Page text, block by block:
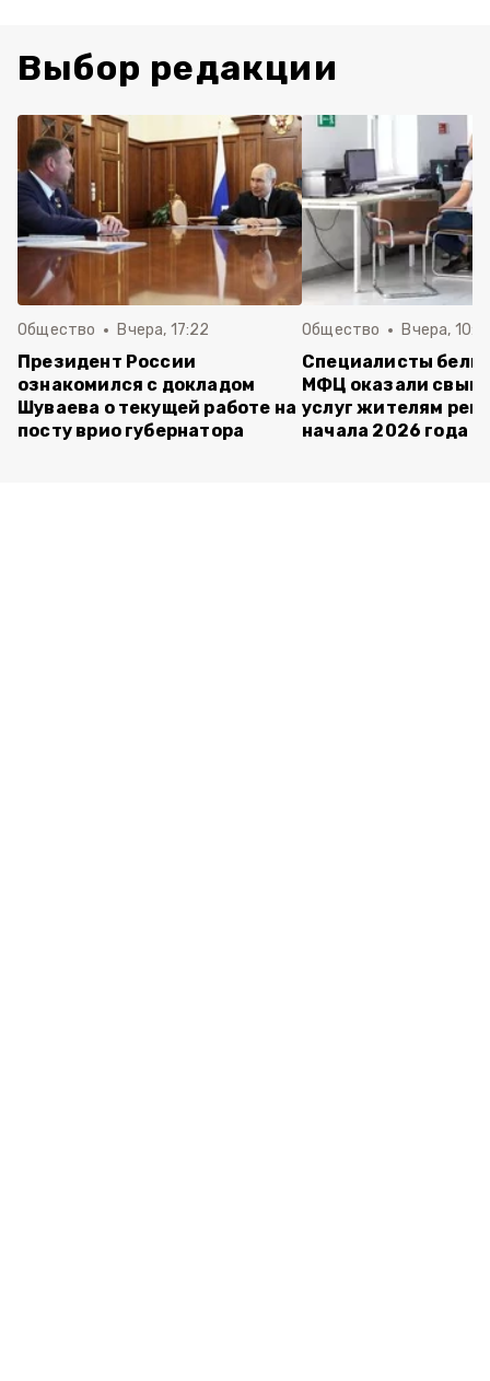
Выбор редакции
Общество Вчера, 17:22
Президент России
ознакомился с докладом
Шуваева о текущей работе на
посту врио губернатора
Общество Вчера,
Специалисты
МФЦ оказали
услуг жителям
начала 2026 года